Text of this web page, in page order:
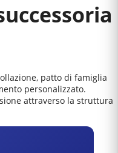
patto di famiglia
personalizzato.
attraverso la struttura